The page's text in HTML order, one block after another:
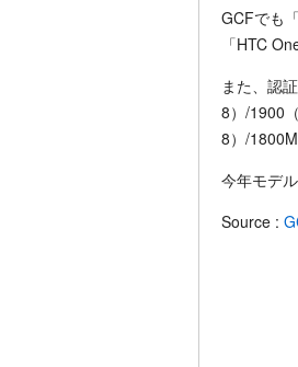
GCFでも
「HTC
また、認
8）/1900
8）/
今年モデ
Source :